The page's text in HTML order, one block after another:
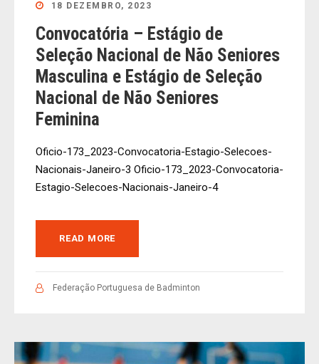
18 DEZEMBRO, 2023
Convocatória – Estágio de
Seleção Nacional de Não Seniores
Masculina e Estágio de Seleção
Nacional de Não Seniores
Feminina
Oficio-173_2023-Convocatoria-Estagio-Selecoes-
Nacionais-Janeiro-3 Oficio-173_2023-Convocatoria-
Estagio-Selecoes-Nacionais-Janeiro-4
READ MORE
Federação Portuguesa de Badminton